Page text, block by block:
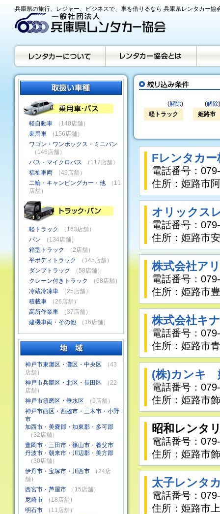
兵庫県の旅行、レジャー、ビジネスで、車を借りるなら 兵庫県レンタカー協
(解除)
軽トラック
(解除)
姫路市
軽自動車
（140店舗）
乗用車
（156店舗）
ワゴン・ワンボックス・ミニバン
（146店舗）
バス・マイクロバス
（117店舗）
福祉車両
（49店舗）
二輪・キャンピングカー・他
（11
店舗）
軽トラック
（163店舗）
バン
（134店舗）
箱型トラック
（2店舗）
平ボディトラック
（145店舗）
ダンプトラック
（58店舗）
クレーン付きトラック
（68店舗）
冷蔵冷凍車
（25店舗）
積載車
（26店舗）
高所作業車
（37店舗）
建機車両・その他
（16店舗）
神戸市東灘区・灘区・中央区
（43
店舗）
神戸市兵庫区・北区・長田区
（22
店舗）
神戸市須磨区・垂水区
（9店舗）
神戸市西区・西脇市・三木市・小野
市
加西市・美嚢郡・加東郡・多可郡
（32店舗）
豊岡市・三田市・篠山市・養父市
丹波市・朝来市・川辺郡・美方郡
（30店舗）
伊丹市・宝塚市・川西市
（24店
舗）
西宮市・芦屋市
（15店舗）
尼崎市
（18店舗）
明石市
（11店舗）
Fレンタカ
電話番号：
住所：姫路市
オリックス
電話番号：
住所：姫路市
株式会社ア
電話番号：
住所：姫路市
株式会社キ
電話番号：
住所：姫路市
(株)カンキ
電話番号：
住所：姫路市
昭和レンタ
電話番号：
住所：姫路市
太子レンタ
電話番号：
住所：姫路市